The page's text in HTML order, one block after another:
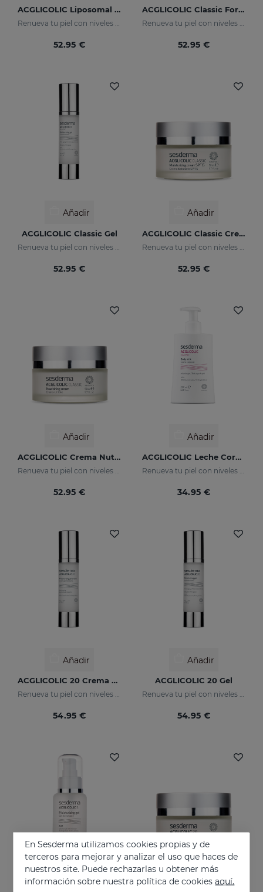
ACGLICOLIC Liposomal Serum
Renueva tu piel con niveles de eficacia nunca antes alcanzados
52.95 €
ACGLICOLIC Classic Forte Crema Gel
Renueva tu piel con niveles de eficacia nunca antes alcanzados
52.95 €
Añadir
ACGLICOLIC Classic Gel
52.95 €
Añadir
ACGLICOLIC Classic Crema Hidratante SPF 15
52.95 €
Añadir
ACGLICOLIC Crema Nutritiva
Renueva tu piel con niveles de eficacia nunca antes alcanzados
52.95 €
Añadir
ACGLICOLIC Leche Corporal
Renueva tu piel con niveles de eficacia nunca antes alcanzados
34.95 €
Añadir
ACGLICOLIC 20 Crema Gel
Renueva tu piel con niveles de eficacia nunca antes alcanzados
54.95 €
Añadir
ACGLICOLIC 20 Gel
Renueva tu piel con niveles de eficacia nunca antes alcanzados
54.95 €
Añadir Añadir
En Sesderma utilizamos cookies propias y de
terceros para mejorar y analizar el uso que haces de
nuestros site. Puede rechazarlas u obtener más
información sobre nuestra política de cookiesaquí.